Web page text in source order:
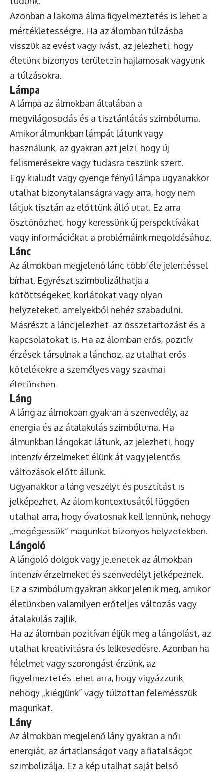
Azonban a lakoma álma figyelmeztetés is lehet a
mértékletességre. Ha az álomban túlzásba
visszük az evést vagy ivást, az jelezheti, hogy
életünk bizonyos területein hajlamosak vagyunk
a túlzásokra.
Lámpa
A lámpa az álmokban általában a
megvilágosodás és a tisztánlátás szimbóluma.
Amikor álmunkban lámpát látunk vagy
használunk, az gyakran azt jelzi, hogy új
felismerésekre vagy tudásra teszünk szert.
Egy kialudt vagy gyenge fényű lámpa ugyanakkor
utalhat bizonytalanságra vagy arra, hogy nem
látjuk tisztán az előttünk álló utat. Ez arra
ösztönözhet, hogy keressünk új perspektívákat
vagy információkat a problémáink megoldásához.
Lánc
Az álmokban megjelenő lánc többféle jelentéssel
bírhat. Egyrészt szimbolizálhatja a
kötöttségeket, korlátokat vagy olyan
helyzeteket, amelyekből nehéz szabadulni.
Másrészt a lánc jelezheti az összetartozást és a
kapcsolatokat is. Ha az álomban erős, pozitív
érzések társulnak a lánchoz, az utalhat erős
kötelékekre a személyes vagy szakmai
életünkben.
Láng
A láng az álmokban gyakran a szenvedély, az
energia és az átalakulás szimbóluma. Ha
álmunkban lángokat látunk, az jelezheti, hogy
intenzív érzelmeket élünk át vagy jelentős
változások előtt állunk.
Ugyanakkor a láng veszélyt és pusztítást is
jelképezhet. Az álom kontextusától függően
utalhat arra, hogy óvatosnak kell lennünk, nehogy
„megégessük” magunkat bizonyos helyzetekben.
Lángoló
A lángoló dolgok vagy jelenetek az álmokban
intenzív érzelmeket és szenvedélyt jelképeznek.
Ez a szimbólum gyakran akkor jelenik meg, amikor
életünkben valamilyen erőteljes változás vagy
átalakulás zajlik.
Ha az álomban pozitívan éljük meg a lángolást, az
utalhat kreativitásra és lelkesedésre. Azonban ha
félelmet vagy szorongást érzünk, az
figyelmeztetés lehet arra, hogy vigyázzunk,
nehogy „kiégjünk” vagy túlzottan felemésszük
magunkat.
Lány
Az álmokban megjelenő lány gyakran a női
energiát, az ártatlanságot vagy a fiatalságot
szimbolizálja. Ez a kép utalhat saját belső